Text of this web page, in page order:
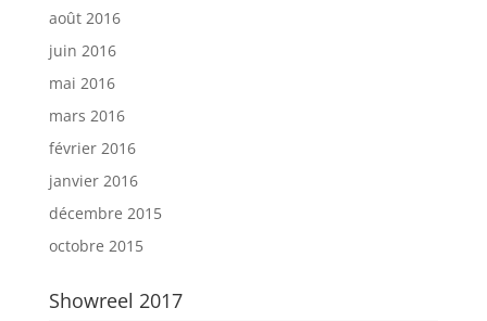
août 2016
juin 2016
mai 2016
mars 2016
février 2016
janvier 2016
décembre 2015
octobre 2015
Showreel 2017